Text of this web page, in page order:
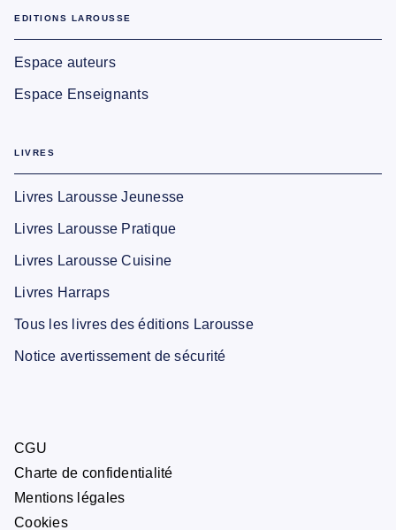
EDITIONS LAROUSSE
Espace auteurs
Espace Enseignants
LIVRES
Livres Larousse Jeunesse
Livres Larousse Pratique
Livres Larousse Cuisine
Livres Harraps
Tous les livres des éditions Larousse
Notice avertissement de sécurité
CGU
Charte de confidentialité
Mentions légales
Cookies